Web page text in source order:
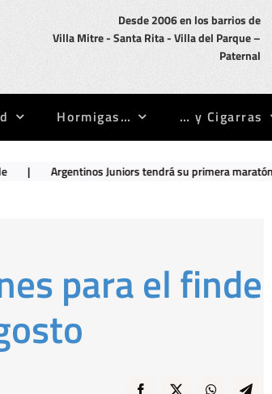
Desde 2006 en los barrios de
Villa Mitre -­ Santa Rita -­ Villa del Parque –
Paternal
Hormigas… … y Cigarras
Juniors tendrá su primera maratón en La Paternal
para el finde